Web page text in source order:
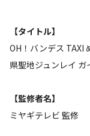
【タイトル】
OH！バンデス TAXI
県聖地ジュンレイ ガ
【監修者名】
ミヤギテレビ 監修